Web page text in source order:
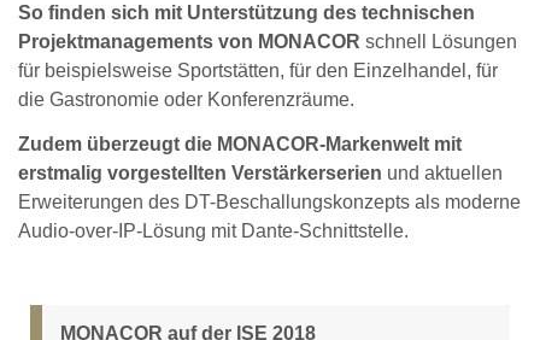
So finden sich mit Unterstützung des technischen
Projektmanagements von MONACOR schnell Lösungen
für beispielsweise Sportstätten, für den Einzelhandel, für
die Gastronomie oder Konferenzräume.
Zudem überzeugt die MONACOR-Markenwelt mit
erstmalig vorgestellten Verstärkerserien und aktuellen
Erweiterungen des DT-Beschallungskonzepts als moderne
Audio-over-IP-Lösung mit Dante-Schnittstelle.
MONACOR auf der ISE 2018